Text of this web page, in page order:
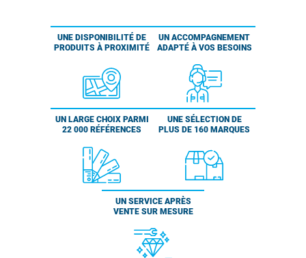
UNE DISPONIBILITÉ DE
PRODUITS À PROXIMITÉ
UN ACCOMPAGNEMENT
ADAPTÉ À VOS BESOINS
UN LARGE CHOIX PARMI
22 000 RÉFÉRENCES
UNE SÉLECTION DE
PLUS DE 160 MARQUES
UN SERVICE APRÈS
VENTE SUR MESURE